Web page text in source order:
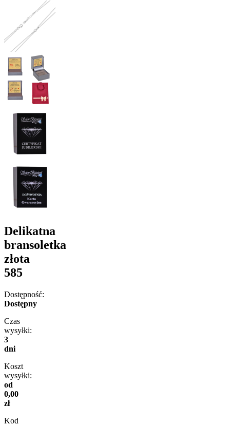
Delikatna
bransoletka
złota
585
Dostępność:
Dostępny
Czas
wysyłki:
3
dni
Koszt
wysyłki:
od
0,00
zł
Kod